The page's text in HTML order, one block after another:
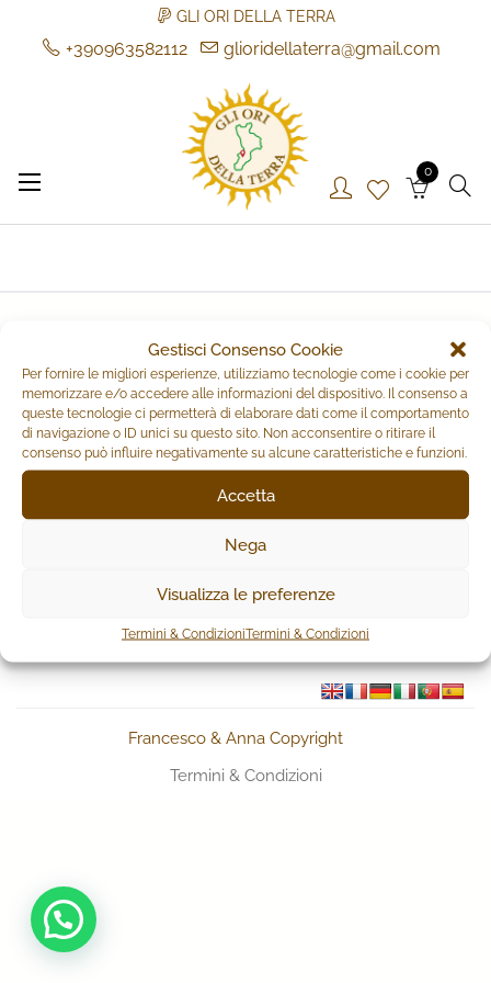
Gestisci Consenso Cookie
Per fornire le migliori esperienze, utilizziamo tecnologie come i cookie per
memorizzare e/o accedere alle informazioni del dispositivo. Il consenso a
queste tecnologie ci permetterà di elaborare dati come il comportamento
di navigazione o ID unici su questo sito. Non acconsentire o ritirare il
consenso può influire negativamente su alcune caratteristiche e funzioni.
Accetta
Nega
Visualizza le preferenze
Termini & CondizioniTermini & Condizioni
GLI ORI DELLA TERRA
+390963582112
glioridellaterra@gmail.com
Gli Ori della Terra
Gli Ori della Terra
0
FILTER BY
Home/ Brands / Sagapò
Francesco & Anna Copyright
Termini & Condizioni